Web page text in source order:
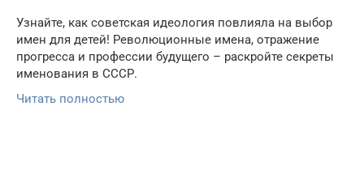
Узнайте, как советская идеология повлияла на выбор
имен для детей! Революционные имена, отражение
прогресса и профессии будущего – раскройте секреты
именования в СССР.
Читать полностью